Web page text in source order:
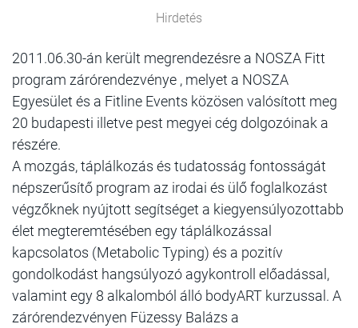
Hirdetés
2011.06.30-án került megrendezésre a NOSZA Fitt
program zárórendezvénye , melyet a NOSZA
Egyesület és a Fitline Events közösen valósított meg
20 budapesti illetve pest megyei cég dolgozóinak a
részére.
A mozgás, táplálkozás és tudatosság fontosságát
népszerűsítő program az irodai és ülő foglalkozást
végzőknek nyújtott segítséget a kiegyensúlyozottabb
élet megteremtésében egy táplálkozással
kapcsolatos (Metabolic Typing) és a pozitív
gondolkodást hangsúlyozó agykontroll előadással,
valamint egy 8 alkalomból álló bodyART kurzussal. A
zárórendezvényen Füzessy Balázs a